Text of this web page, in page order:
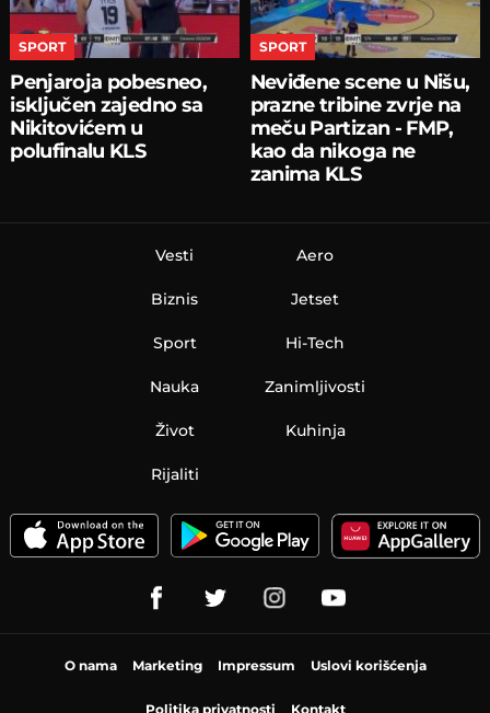
SPORT
Penjaroja pobesneo,
isključen zajedno sa
Nikitovićem u
polufinalu KLS
SPORT
Neviđene scene u Nišu,
prazne tribine zvrje na
meču Partizan - FMP,
kao da nikoga ne
zanima KLS
Vesti
Biznis
Sport
Nauka
Aero
Jetset
Hi-Tech
Zanimljivosti
Život Kuhinja
Rijaliti
O nama Marketing Impressum Uslovi korišćenja
Politika privatnosti Kontakt